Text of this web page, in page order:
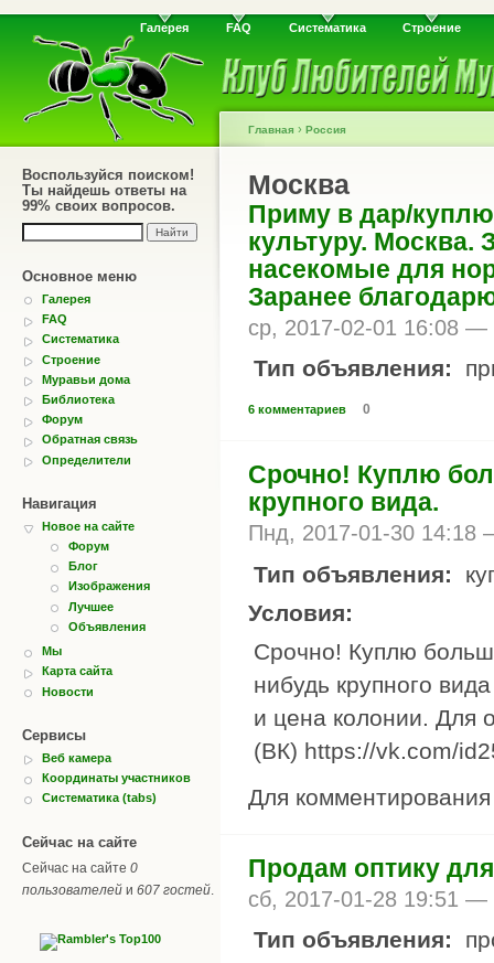
Галерея FAQ Систематика Строение
Воспользуйся поиском!
Ты найдешь ответы на
99% своих вопросов.
Основное меню
Галерея
FAQ
Систематика
Строение
Муравьи дома
Библиотека
Форум
Обратная связь
Определители
Навигация
Новое на сайте
Форум
Блог
Изображения
Лучшее
Объявления
Мы
Карта сайта
Новости
Сервисы
Веб камера
Координаты участников
Систематика (tabs)
Сейчас на сайте
Сейчас на сайте 0
пользователей и 607 гостей
Главная › Россия
Москва
Приму в дар/
культуру.
насекомые для
Заранее
ср, 2017-02-01 16:08 —
Тип объявления:
6 комментариев 0
Срочно! Куплю
крупного вида.
Пнд, 2017-01-30
Тип объявления:
Условия:
Срочно! Куплю
нибудь крупного
и цена колонии. Для
(ВК) https://vk.com/
Для
Продам оптику
сб, 2017-01-28 19:51 —
Тип объявления: